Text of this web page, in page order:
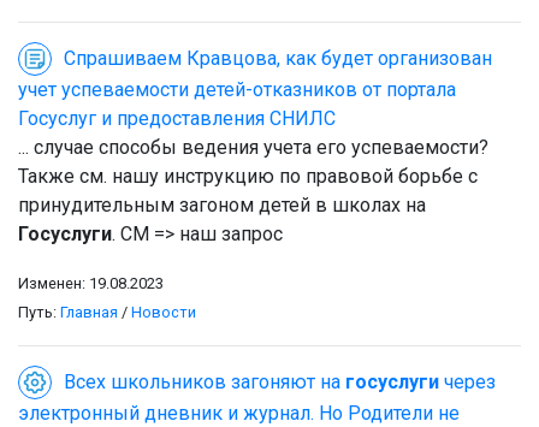
Спрашиваем Кравцова, как будет организован
учет успеваемости детей-отказников от портала
Госуслуг и предоставления СНИЛС
... случае способы ведения учета его успеваемости?
Также см. нашу инструкцию по правовой борьбе с
принудительным загоном детей в школах на
Госуслуги. СМ => наш запрос
Изменен: 19.08.2023
Путь: Главная / Новости
Всех школьников загоняют на госуслуги через
электронный дневник и журнал. Но Родители не